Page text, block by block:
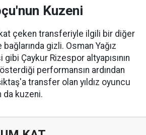
Kuzeni
çeken transferiyle ilgili bir diğer
gizli. Osman Yağız
gibi Çaykur Rizespor altyapısının
performansın ardından
transfer olan yıldız oyuncu
da kuzeni.